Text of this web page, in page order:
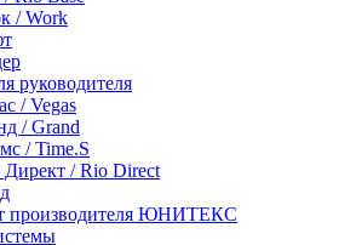
/ Work
руководителя
/ Vegas
/ Grand
/ Time.S
Директ / Rio Direct
производителя ЮНИТЕКС